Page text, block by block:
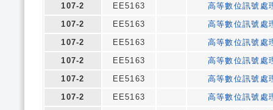
107-2
EE5163
高等數位訊號處
107-2
EE5163
高等數位訊號處
107-2
EE5163
高等數位訊號處
107-2
EE5163
高等數位訊號處
107-2
EE5163
高等數位訊號處
107-2
EE5163
高等數位訊號處